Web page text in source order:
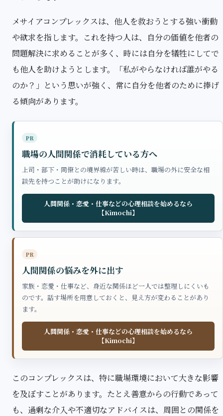
メサイアコンプレックスは、他人を救おうとする強い衝動
や欲求を指します。これを持つ人は、自分の価値を他者の
問題解決に求めることが多く、時には自分を犠牲にしてで
も他人を助けようとします。「私がやらなければ誰がやる
のか？」という思いが強く、常に自分を他者のために捧げ
る傾向があります。
PR
職場の人間関係で消耗している方へ
上司・部下・同僚との境界線が苦しい時は、職場の外に安全な相
談先を持つことが助けになります。
人間関係・恋愛・仕事などの心理相談を始めるなら
【Kimochi】
PR
人間関係の悩みを外に出す
家族・恋愛・仕事など、身近な関係ほど一人では整理しにくいも
のです。話す場所を用意しておくと、見え方が変わることがあり
ます。
人間関係・恋愛・仕事などの心理相談を始めるなら
【Kimochi】
このコンプレックスは、特に職場環境において大きな影響
を及ぼすことがあります。たとえ善意からの行動であって
も、過剰な介入や不適切なアドバイスは、周囲との関係を